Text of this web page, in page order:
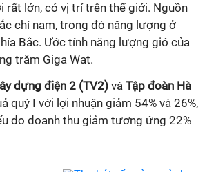
rất lớn, có vị trí trên thế giới. Nguồn
chí nam, trong đó năng lượng ở
Bắc. Ước tính năng lượng gió của
trăm Giga Wat.
dựng điện 2 (TV2) và Tập đoàn Hà
quý I với lợi nhuận giảm 54% và 26%,
do doanh thu giảm tương ứng 22%